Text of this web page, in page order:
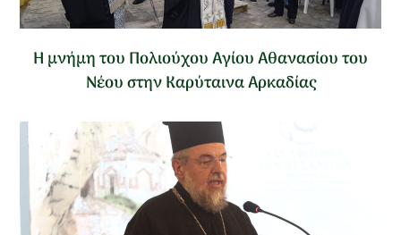
Η μνήμη του Πολιούχου Αγίου Αθανασίου του
Νέου στην Καρύταινα Αρκαδίας